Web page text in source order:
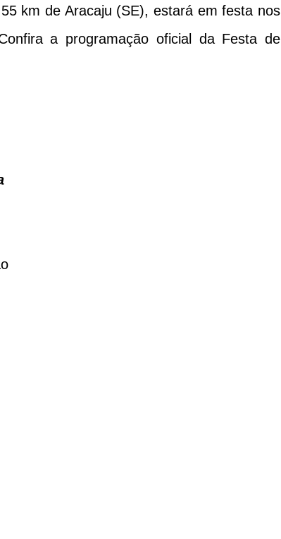
km de Aracaju (SE), estará em festa nos
a programação oficial da Festa de